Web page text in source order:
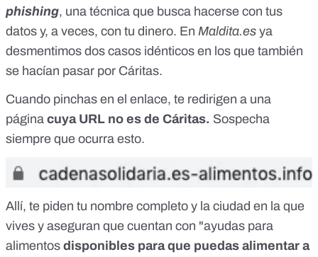
phishing, una técnica que busca hacerse con tus
datos y, a veces, con tu dinero. En Maldita.es ya
desmentimos dos casos idénticos en los que también
se hacían pasar por Cáritas.
Cuando pinchas en el enlace, te redirigen a una
página cuya URL no es de Cáritas. Sospecha
siempre que ocurra esto.
Allí, te piden tu nombre completo y la ciudad en la que
vives y aseguran que cuentan con "ayudas para
alimentos disponibles para que puedas alimentar a